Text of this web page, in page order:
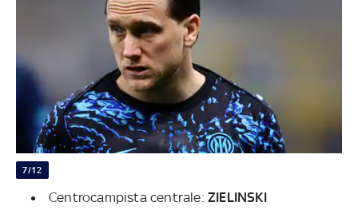
7/12
Centrocampista centrale: ZIELINSKI